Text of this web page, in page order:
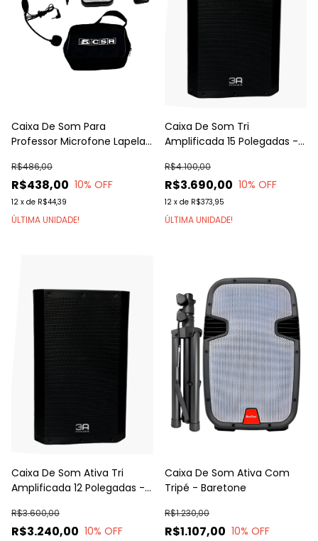
Caixa De Som Para
Professor Microfone Lapela
R$438,00
R$486,00
10% OFF
12 x de R$44,39
ÚLTIMA UNIDADE!
Caixa De Som Tri
Amplificada 15 Polegadas -
R$3.690,00
R$4.100,00
10% OFF
12 x de R$373,95
ÚLTIMA UNIDADE!
Caixa De Som Ativa Tri
Amplificada 12 Polegadas -
R$3.240,00
R$3.600,00
10% OFF
Caixa De Som Ativa Com
Tripé - Baretone
R$1.107,00
R$1.230,00
10% OFF